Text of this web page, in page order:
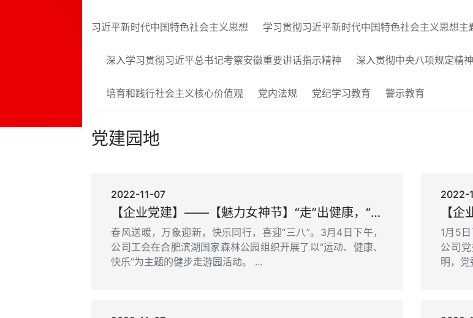
习近平新时代中国特色社会主义思想 学习贯彻习近平新时代中国特色社会主义思想主
深入学习贯彻习近平总书记考察安徽重要讲话指示精神 深入贯彻中央八项规定精
培育和践行社会主义核心价值观 党内法规 党纪学习教育 警示教育
党建园地
2022-11-07
【企业党建】——【魅力女神节】“走”出健康，“步”出风采——公司组织女职工“三八妇女节”活动
春风送暖，万象迎新，快乐同行，喜迎“三八”。3月4日下午，
公司工会在合肥滨湖国家森林公园组织开展了以“运动、健康、
快乐”为主题的健步走游园活动。 ...
2022-
1月5
公司
明，党